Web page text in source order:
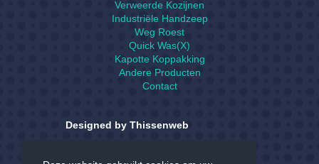
Verweerde Kozijnen
Industriële Handzeep
Weg Roest
Quick Was(X)
Kapotte Koppakking
Andere Producten
Contact
Designed by Thissenweb